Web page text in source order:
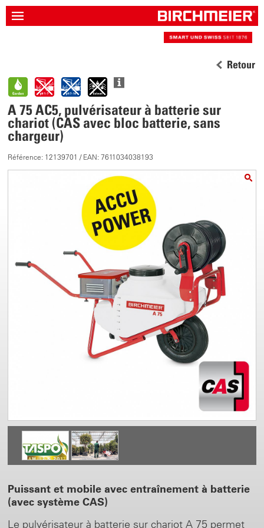
Retour
A 75 AC5, pulvérisateur à batterie sur
chariot (CAS avec bloc batterie, sans
chargeur)
Référence: 12139701 / EAN: 7611034038193
Puissant et mobile avec entraînement à batterie
(avec système CAS)
Le pulvérisateur à batterie sur chariot A 75 permet